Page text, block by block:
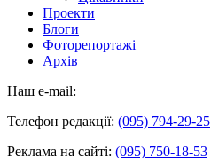
Проекти
Блоги
Фоторепортажі
Архів
Наш e-mail:
Телефон редакції: (095) 794-29-25
Реклама на сайті: (095) 750-18-53